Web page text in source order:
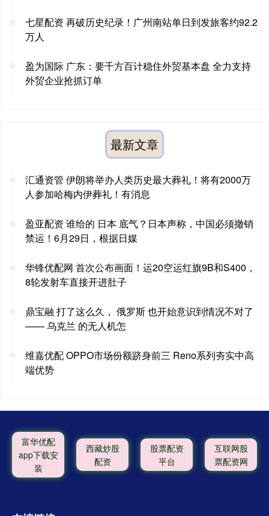
七星配资 再破历史纪录！广州南站单日到发旅客约92.2
万人
盈为国际 广东：要千方百计稳住外贸基本盘 全力支持
外贸企业抢抓订单
最新文章
汇通资管 伊朗将举办人类历史最大葬礼！将有2000万
人参加哈梅内伊葬礼！有消息
盈亚配资 谁给的 日本 底气？日本声称，中国必须撤销
禁运！6月29日，根据日媒
华锋优配网 首次公布画面！运20空运红旗9B和S400，
8轮发射车直接开进肚子
鼎宝融 打了这么久， 俄罗斯 也开始意识到情况不对了
—— 乌克兰 的无人机怎
维嘉优配 OPPO市场份额跻身前三 Reno系列夯实中高
端优势
富华优配
app下载安
装
西藏炒股
配资
股票配资
平台
互联网股
票配资网